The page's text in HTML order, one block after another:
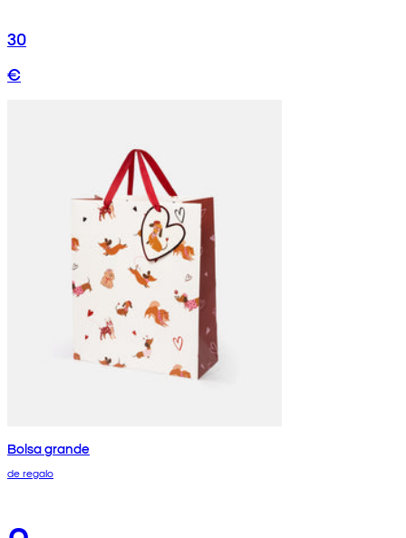
30
€
Bolsa grande
de regalo